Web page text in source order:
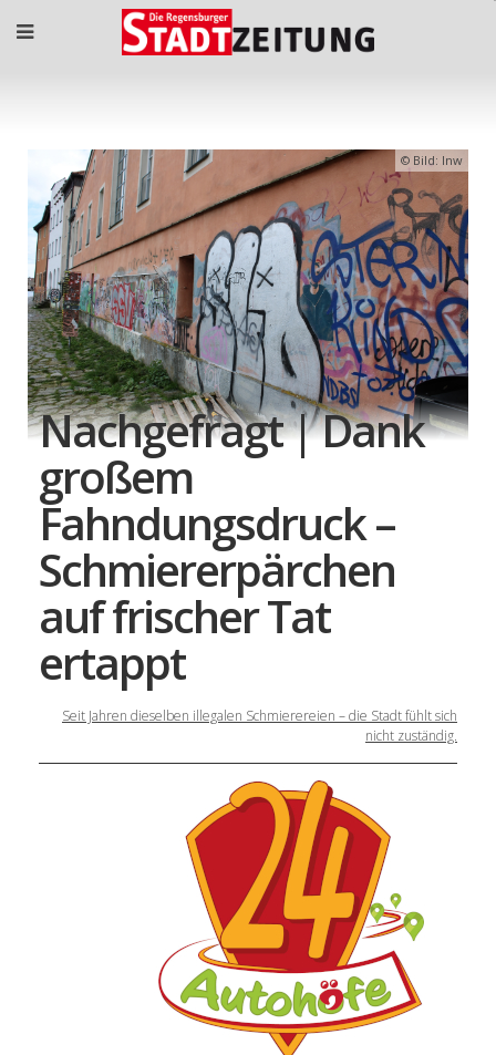
Bild: lnw
Nachgefragt | Dank
großem
Fahndungsdruck –
Schmiererpärchen
auf frischer Tat
ertappt
Seit Jahren dieselben illegalen Schmierereien – die Stadt fühlt sich
nicht zuständig.